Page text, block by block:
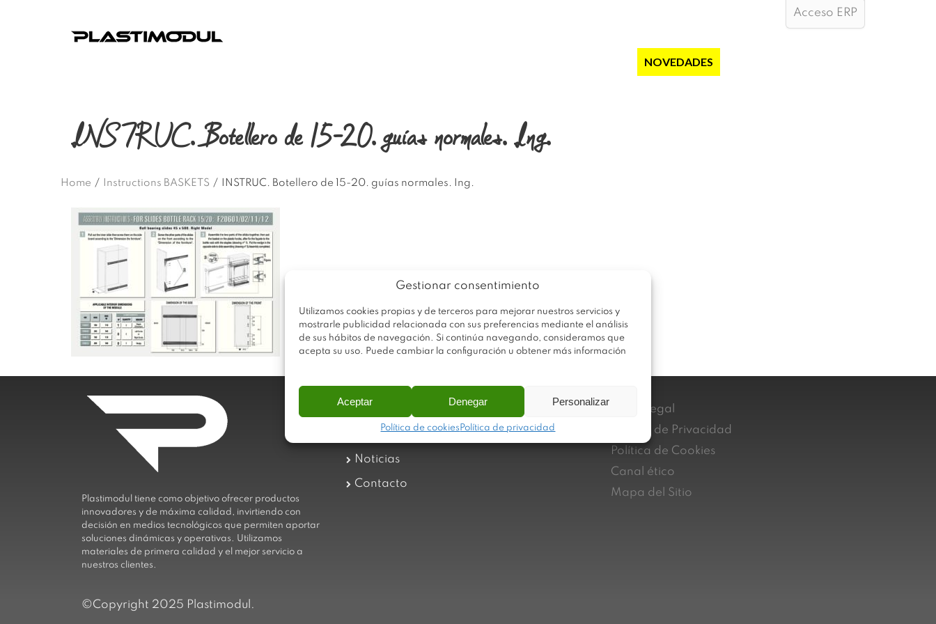
Gestionar consentimiento
Utilizamos cookies propias y de terceros para mejorar nuestros servicios y
mostrarle publicidad relacionada con sus preferencias mediante el análisis
de sus hábitos de navegación. Si continúa navegando, consideramos que
acepta su uso. Puede cambiar la configuración u obtener más información
Aceptar Denegar Personalizar
Política de cookies Política de privacidad
Acceso ERP
NOVEDADES
INSTRUC. Botellero de 15-20. guías normales. Ing.
Home / Instructions BASKETS / INSTRUC. Botellero de 15-20. guías normales. Ing.
Plastimodul tiene como objetivo ofrecer productos
innovadores y de máxima calidad, invirtiendo con
decisión en medios tecnológicos que permiten aportar
soluciones dinámicas y operativas. Utilizamos
materiales de primera calidad y el mejor servicio a
nuestros clientes.
Trabaja con nosotros
Sobre Plastimodul
Noticias
Contacto
Aviso Legal
Política de Privacidad
Política de Cookies
Canal ético
Mapa del Sitio
©Copyright 2025 Plastimodul.